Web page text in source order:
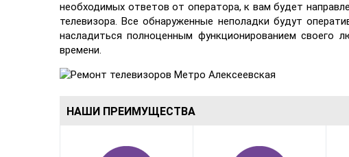
необходимых ответов от оператора, к вам будет
телевизора. Все обнаруженные неполадки будут
насладиться полноценным функционированием своего
времени.
НАШИ ПРЕИМУЩЕСТВА